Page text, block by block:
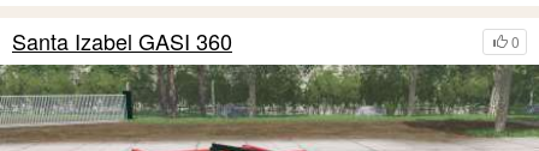
0
Santa Izabel GASI 360